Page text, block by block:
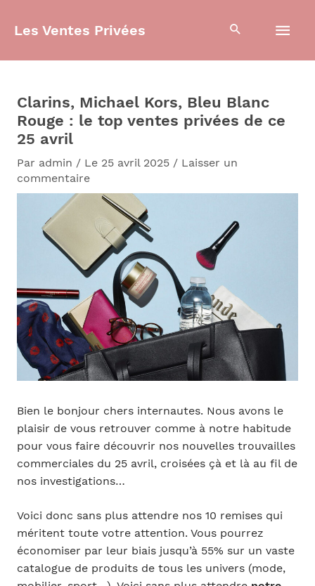
Les Ventes Privées
Clarins, Michael Kors, Bleu Blanc
Rouge : le top ventes privées de ce
25 avril
Par admin / Le 25 avril 2025 / Laisser un
commentaire
Bien le bonjour chers internautes. Nous avons le
plaisir de vous retrouver comme à notre habitude
pour vous faire découvrir nos nouvelles trouvailles
commerciales du 25 avril, croisées çà et là au fil de
nos investigations…
Voici donc sans plus attendre nos 10 remises qui
méritent toute votre attention. Vous pourrez
économiser par leur biais jusqu’à 55% sur un vaste
catalogue de produits de tous les univers (mode,